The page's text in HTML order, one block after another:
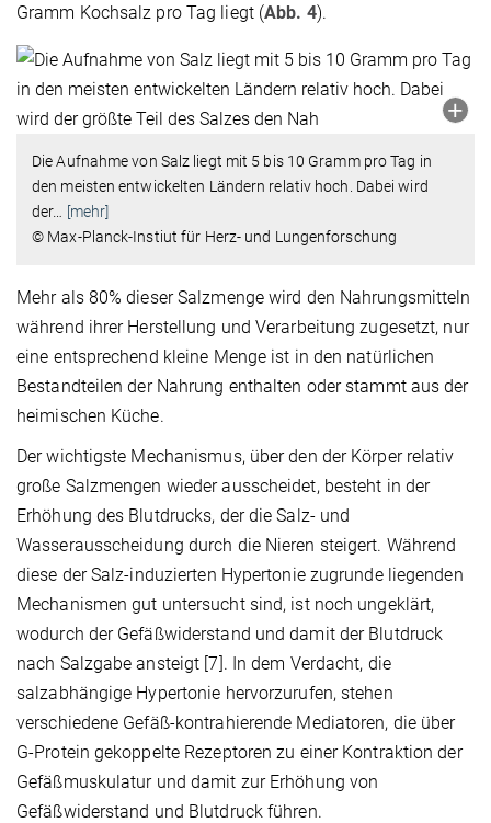
Gramm Kochsalz pro Tag liegt (Abb. 4).
Die Aufnahme von Salz liegt mit 5 bis 10 Gramm pro Tag in
den meisten entwickelten Ländern relativ hoch. Dabei wird
der…
[mehr]
© Max-Planck-Instiut für Herz- und Lungenforschung
Mehr als 80% dieser Salzmenge wird den Nahrungsmitteln
während ihrer Herstellung und Verarbeitung zugesetzt, nur
eine entsprechend kleine Menge ist in den natürlichen
Bestandteilen der Nahrung enthalten oder stammt aus der
heimischen Küche.
Der wichtigste Mechanismus, über den der Körper relativ
große Salzmengen wieder ausscheidet, besteht in der
Erhöhung des Blutdrucks, der die Salz- und
Wasserausscheidung durch die Nieren steigert. Während
diese der Salz-induzierten Hypertonie zugrunde liegenden
Mechanismen gut untersucht sind, ist noch ungeklärt,
wodurch der Gefäßwiderstand und damit der Blutdruck
nach Salzgabe ansteigt [7]. In dem Verdacht, die
salzabhängige Hypertonie hervorzurufen, stehen
verschiedene Gefäß-kontrahierende Mediatoren, die über
G-Protein gekoppelte Rezeptoren zu einer Kontraktion der
Gefäßmuskulatur und damit zur Erhöhung von
Gefäßwiderstand und Blutdruck führen.